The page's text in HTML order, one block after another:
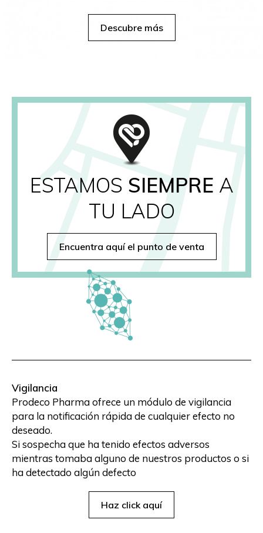
Descubre más
ESTAMOS SIEMPRE A
TU LADO
Encuentra aquí el punto de venta
Vigilancia
Prodeco Pharma ofrece un módulo de vigilancia
para la notificación rápida de cualquier efecto no
deseado.
Si sospecha que ha tenido efectos adversos
mientras tomaba alguno de nuestros productos o si
ha detectado algún defecto
Haz click aquí